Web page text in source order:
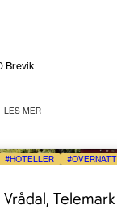
Brevik
LES MER
HOTELLER
Telemark